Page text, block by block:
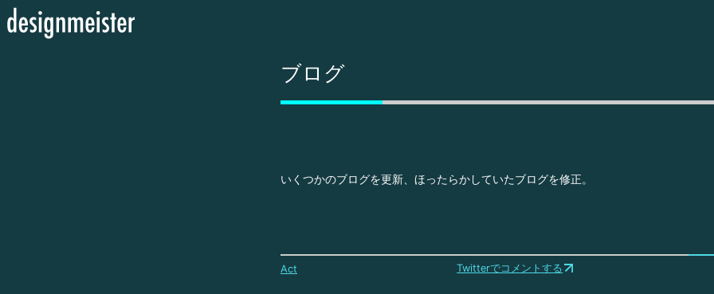
ブログ
いくつかのブログを更新、ほったらかしていたブログを修正。
Act Twitterでコメントする